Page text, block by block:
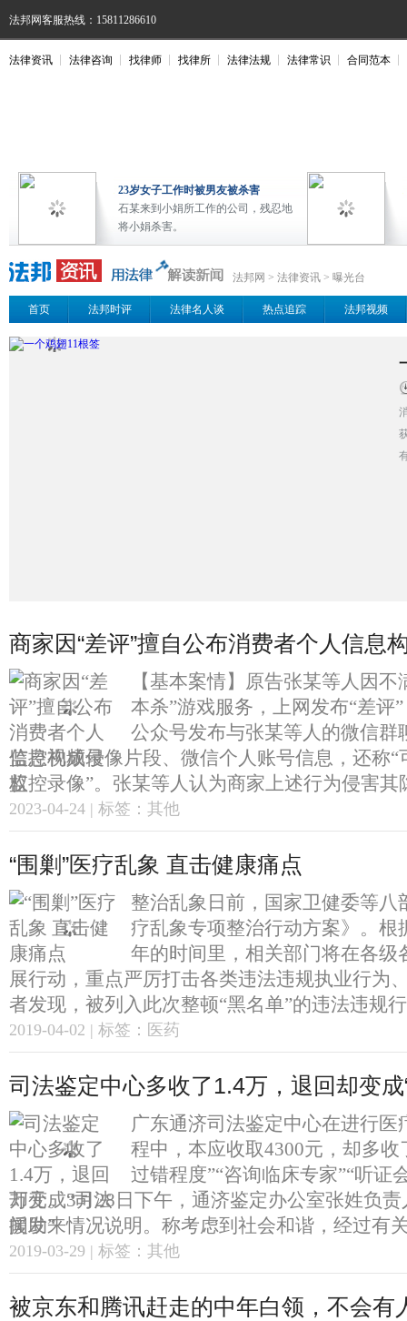
法邦网客服热线：15811286610
法律资讯 法律咨询 找律师 找律所 法律法规 法律常识 合同范本
23岁女子工作时被男友被杀害
石某来到小娟所工作的公司，残忍地
将小娟杀害。
法邦网 > 法律资讯 > 曝光台
首页 法邦时评 法律名人谈 热点追踪 法邦视频
商家因“差评”擅自公布消费者个人信息
【基本案情】原告张某等人因
本杀”游戏服务，上网发布“差评
公众号发布与张某等人的微信群
监控视频录像片段、微信个人账号信息，还称“
监控录像”。张某等人认为商家上述行为侵害其
2023-04-24 | 标签：其他
“围剿”医疗乱象 直击健康痛点
整治乱象日前，国家卫健委等八
疗乱象专项整治行动方案》。根
年的时间里，相关部门将在各级
展行动，重点严厉打击各类违法违规执业行为
者发现，被列入此次整顿“黑名单”的违法违规
2019-04-02 | 标签：医药
司法鉴定中心多收了1.4万，退回却变成
广东通济司法鉴定中心在进行医
程中，本应收取4300元，却多收
过错程度”“咨询临床专家”“听证
万元。3月28日下午，通济鉴定办公室张姓负
闻发来情况说明。称考虑到社会和谐，经过有
2019-03-29 | 标签：其他
被京东和腾讯赶走的中年白领，不会有